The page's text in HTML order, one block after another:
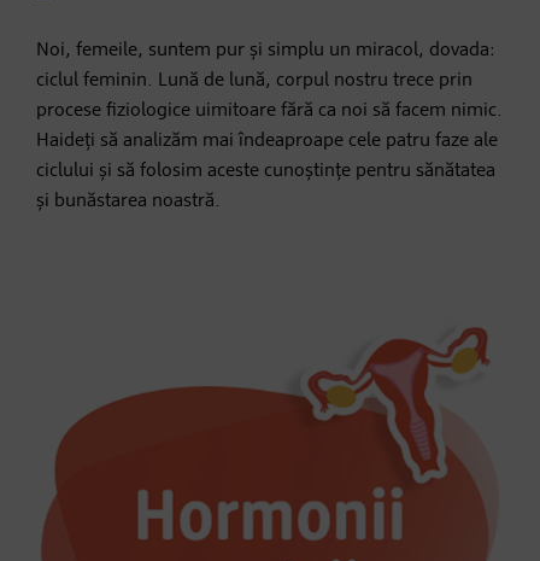
Noi, femeile, suntem pur și simplu un miracol, dovada:
ciclul feminin. Lună de lună, corpul nostru trece prin
procese fiziologice uimitoare fără ca noi să facem nimic.
Haideți să analizăm mai îndeaproape cele patru faze ale
ciclului și să folosim aceste cunoștințe pentru sănătatea
și bunăstarea noastră.